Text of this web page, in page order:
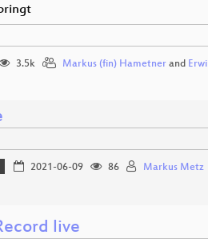
3.5k Markus (fin) Hametnerand
2021-06-09 86 Markus Metz
live